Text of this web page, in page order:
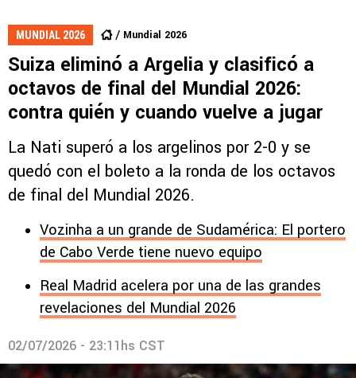
MUNDIAL 2026 Mundial 2026
Suiza eliminó a Argelia y clasificó a
octavos de final del Mundial 2026:
contra quién y cuando vuelve a jugar
La Nati superó a los argelinos por 2-0 y se
quedó con el boleto a la ronda de los octavos
de final del Mundial 2026.
Vozinha a un grande de Sudamérica: El portero
de Cabo Verde tiene nuevo equipo
Real Madrid acelera por una de las grandes
revelaciones del Mundial 2026
02/07/2026 - 23:11hs CST